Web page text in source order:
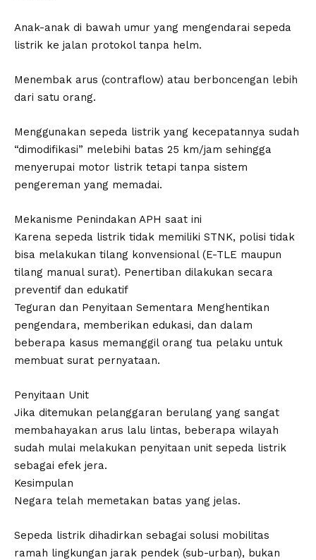
​Anak-anak di bawah umur yang mengendarai sepeda
listrik ke jalan protokol tanpa helm.
​Menembak arus (contraflow) atau berboncengan lebih
dari satu orang.
​Menggunakan sepeda listrik yang kecepatannya sudah
“dimodifikasi” melebihi batas 25 km/jam sehingga
menyerupai motor listrik tetapi tanpa sistem
pengereman yang memadai.
​Mekanisme Penindakan APH saat ini
Karena sepeda listrik tidak memiliki STNK, polisi tidak
bisa melakukan tilang konvensional (E-TLE maupun
tilang manual surat). Penertiban dilakukan secara
preventif dan edukatif
​Teguran dan Penyitaan Sementara Menghentikan
pengendara, memberikan edukasi, dan dalam
beberapa kasus memanggil orang tua pelaku untuk
membuat surat pernyataan.
​Penyitaan Unit
Jika ditemukan pelanggaran berulang yang sangat
membahayakan arus lalu lintas, beberapa wilayah
sudah mulai melakukan penyitaan unit sepeda listrik
sebagai efek jera.
​Kesimpulan
​Negara telah memetakan batas yang jelas.
Sepeda listrik dihadirkan sebagai solusi mobilitas
ramah lingkungan jarak pendek (sub-urban), bukan